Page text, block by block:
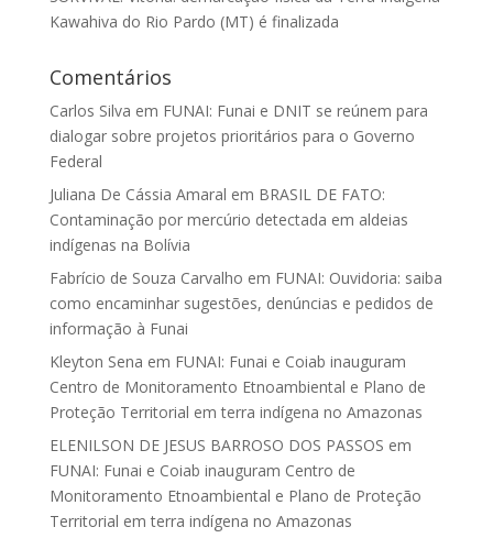
Kawahiva do Rio Pardo (MT) é finalizada
Comentários
Carlos Silva em FUNAI: Funai e DNIT se reúnem para
dialogar sobre projetos prioritários para o Governo
Federal
Juliana De Cássia Amaral em BRASIL DE FATO:
Contaminação por mercúrio detectada em aldeias
indígenas na Bolívia
Fabrício de Souza Carvalho em FUNAI: Ouvidoria: saiba
como encaminhar sugestões, denúncias e pedidos de
informação à Funai
Kleyton Sena em FUNAI: Funai e Coiab inauguram
Centro de Monitoramento Etnoambiental e Plano de
Proteção Territorial em terra indígena no Amazonas
ELENILSON DE JESUS BARROSO DOS PASSOS em
FUNAI: Funai e Coiab inauguram Centro de
Monitoramento Etnoambiental e Plano de Proteção
Territorial em terra indígena no Amazonas